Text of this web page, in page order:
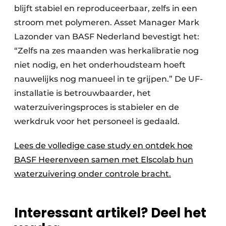
blijft stabiel en reproduceerbaar, zelfs in een
stroom met polymeren. Asset Manager Mark
Lazonder van BASF Nederland bevestigt het:
“Zelfs na zes maanden was herkalibratie nog
niet nodig, en het onderhoudsteam hoeft
nauwelijks nog manueel in te grijpen.” De UF-
installatie is betrouwbaarder, het
waterzuiveringsproces is stabieler en de
werkdruk voor het personeel is gedaald.
Lees de volledige case study en ontdek hoe
BASF Heerenveen samen met Elscolab hun
waterzuivering onder controle bracht.
Interessant artikel? Deel het